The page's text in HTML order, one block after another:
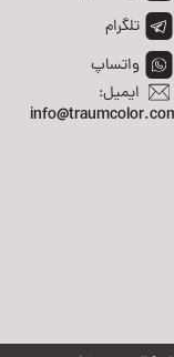
تلگرام
واتساپ
ایمیل: